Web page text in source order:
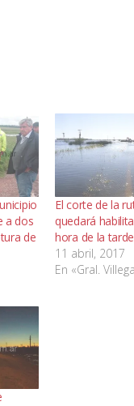
a dos
de
El corte de la
quedará
hora de la tarde
11 abril, 2017
En «Gral.